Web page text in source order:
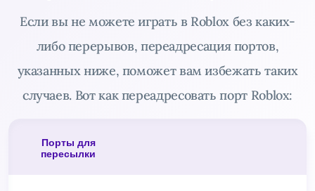
Если вы не можете играть в Roblox без каких-
либо перерывов, переадресация портов,
указанных ниже, поможет вам избежать таких
случаев. Вот как переадресовать порт Roblox:
Порты для
пересылки